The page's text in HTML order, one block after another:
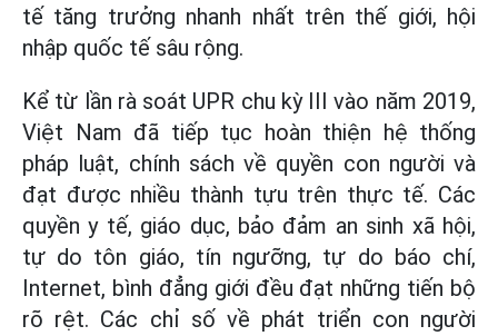
tế tăng trưởng nhanh nhất trên thế giới, hội
nhập quốc tế sâu rộng.
Kể từ lần rà soát UPR chu kỳ III vào năm 2019,
Việt Nam đã tiếp tục hoàn thiện hệ thống
pháp luật, chính sách về quyền con người và
đạt được nhiều thành tựu trên thực tế. Các
quyền y tế, giáo dục, bảo đảm an sinh xã hội,
tự do tôn giáo, tín ngưỡng, tự do báo chí,
Internet, bình đẳng giới đều đạt những tiến bộ
rõ rệt. Các chỉ số về phát triển con người